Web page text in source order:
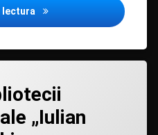
lectura RAPORT PENTRU LUNA
„Iulian